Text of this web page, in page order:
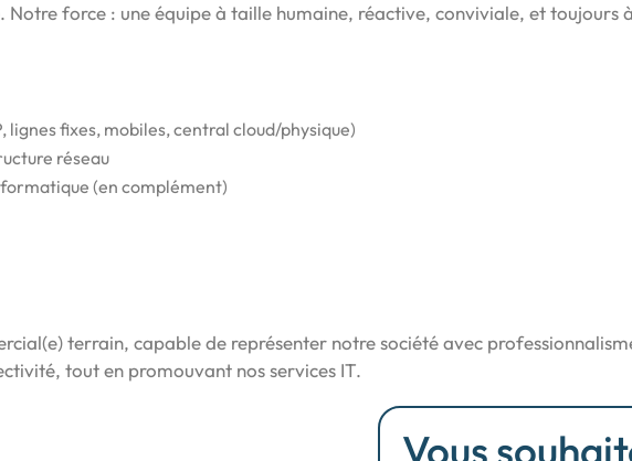
. Notre force : une équipe à taille humaine, réactive, conviviale, et toujours à
lignes fixes, mobiles, central cloud/physique)
réseau
(en complément)
terrain, capable de représenter notre société avec
tout en promouvant nos services IT.
Vous